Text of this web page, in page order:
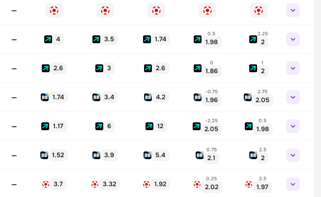
—
— 4 3.5 1.74
0.5
1.98
2.25
2
— 2.6 3 2.6
0
1.86
1
2
— 1.74 3.4 4.2
-0.75
1.96
2.75
2.05
— 1.17 6 12
-2.25
2.05
0.5
1.98
— 1.52 3.9 5.4
0.75
2.1
2.5
2
— 3.7 3.32 1.92
0.25
2.02
2.5
1.97